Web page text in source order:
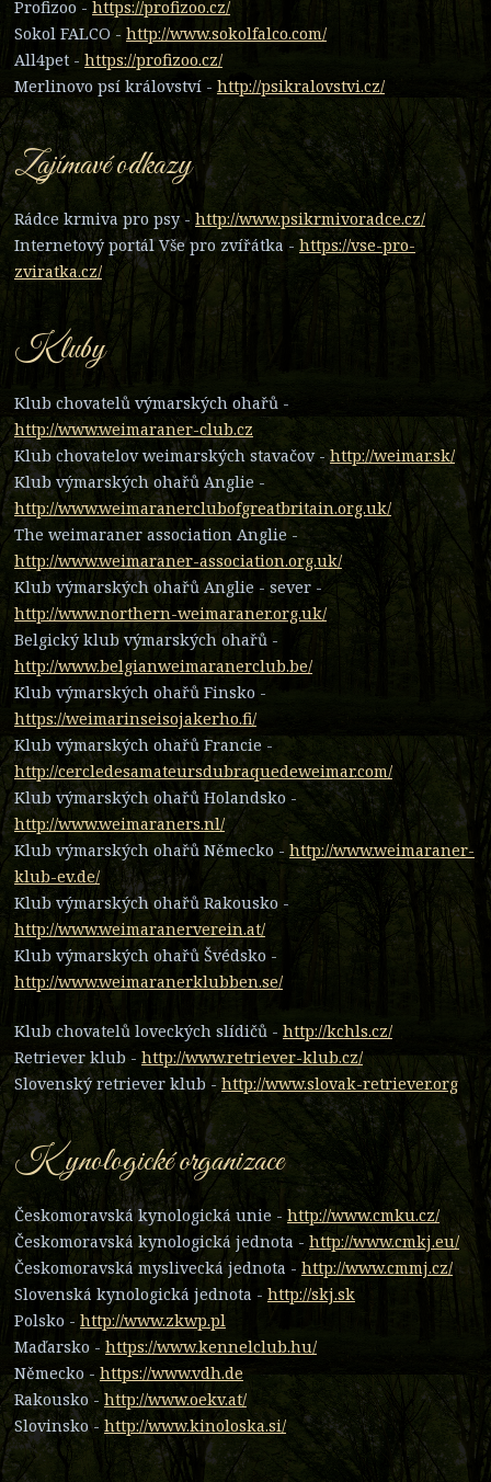
Profizoo - https://profizoo.cz/
Sokol FALCO - http://www.sokolfalco.com/
All4pet - https://profizoo.cz/
Merlinovo psí království - http://psikralovstvi.cz/
Zajímavé odkazy
Rádce krmiva pro psy - http://www.psikrmivoradce.cz/
Internetový portál Vše pro zvířátka - https://vse-pro-
zviratka.cz/
Kluby
Klub chovatelů výmarských ohařů -
http://www.weimaraner-club.cz
Klub chovatelov weimarských stavačov -http://weimar.sk/
Klub výmarských ohařů Anglie -
http://www.weimaranerclubofgreatbritain.org.uk/
The weimaraner association Anglie -
http://www.weimaraner-association.org.uk/
Klub výmarských ohařů Anglie - sever -
http://www.northern-weimaraner.org.uk/
Belgický klub výmarských ohařů -
http://www.belgianweimaranerclub.be/
Klub výmarských ohařů Finsko -
https://weimarinseisojakerho.fi/
Klub výmarských ohařů Francie -
http://cercledesamateursdubraquedeweimar.com/
Klub výmarských ohařů Holandsko -
http://www.weimaraners.nl/
Klub výmarských ohařů Německo - http://www.weimaraner-
klub-ev.de/
Klub výmarských ohařů Rakousko -
http://www.weimaranerverein.at/
Klub výmarských ohařů Švédsko -
http://www.weimaranerklubben.se/
Klub chovatelů loveckých slídičů - http://kchls.cz/
Retriever klub - http://www.retriever-klub.cz/
Slovenský retriever klub - http://www.slovak-retriever.org
Kynologické organizace
Českomoravská kynologická unie - http://www.cmku.cz/
Českomoravská kynologická jednota - http://www.cmkj.eu/
Českomoravská myslivecká jednota - http://www.cmmj.cz/
Slovenská kynologická jednota - http://skj.sk
Polsko - http://www.zkwp.pl
Maďarsko - https://www.kennelclub.hu/
Německo - https://www.vdh.de
Rakousko - http://www.oekv.at/
Slovinsko - http://www.kinoloska.si/